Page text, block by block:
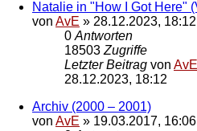
Natalie in "How I Got Here"
von AvE » 28.12.2023, 18:12
0 Antworten
18503 Zugriffe
Letzter Beitrag von AvE
28.12.2023, 18:12
Archiv (2000 – 2001)
von AvE » 19.03.2017, 16:06